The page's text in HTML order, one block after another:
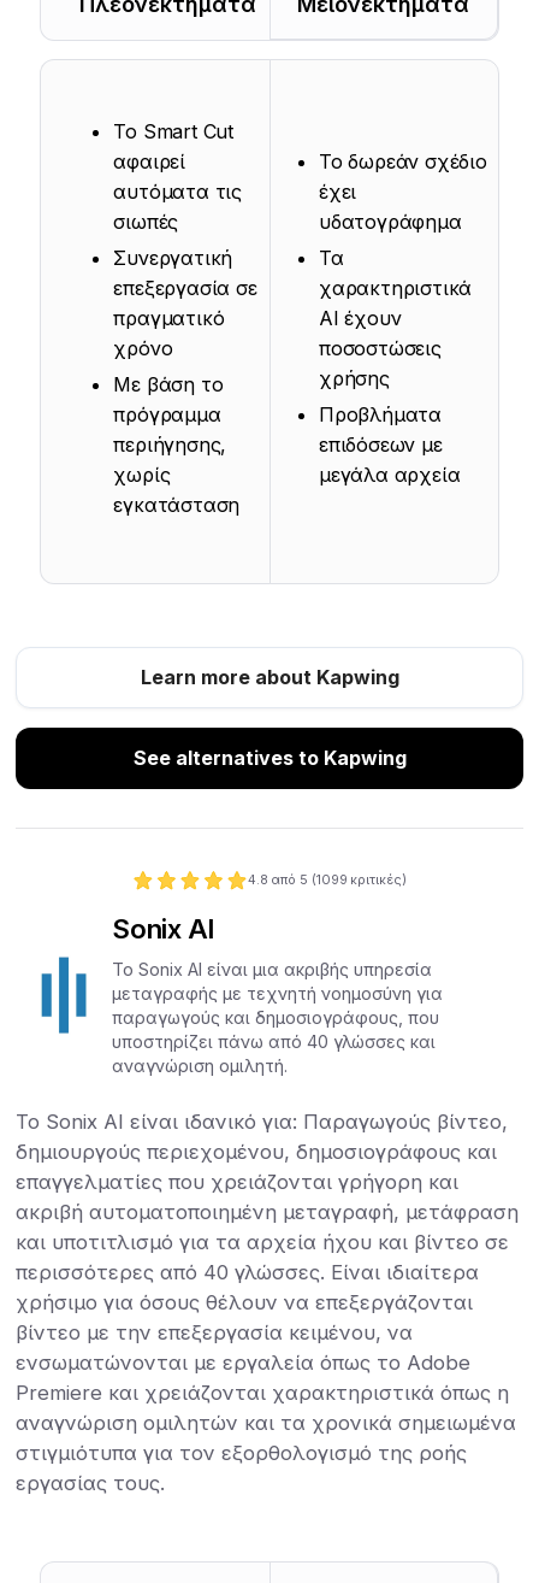
Το Smart Cut
αφαιρεί
αυτόματα τις
σιωπές
Συνεργατική
επεξεργασία σε
πραγματικό
χρόνο
Με βάση το
πρόγραμμα
περιήγησης,
χωρίς
εγκατάσταση
Το δωρεάν σχέδιο
έχει
υδατογράφημα
Τα
χαρακτηριστικά
AI έχουν
ποσοστώσεις
χρήσης
Προβλήματα
επιδόσεων με
μεγάλα αρχεία
Learn more about Kapwing
See alternatives to Kapwing
4.8 από 5 (1099 κριτικές)
Sonix AI
Το Sonix AI είναι μια ακριβής υπηρεσία
μεταγραφής με τεχνητή νοημοσύνη για
παραγωγούς και δημοσιογράφους, που
υποστηρίζει πάνω από 40 γλώσσες και
αναγνώριση ομιλητή.
Το Sonix AI είναι ιδανικό για: Παραγωγούς βίντεο,
δημιουργούς περιεχομένου, δημοσιογράφους και
επαγγελματίες που χρειάζονται γρήγορη και
ακριβή αυτοματοποιημένη μεταγραφή, μετάφραση
και υποτιτλισμό για τα αρχεία ήχου και βίντεο σε
περισσότερες από 40 γλώσσες. Είναι ιδιαίτερα
χρήσιμο για όσους θέλουν να επεξεργάζονται
βίντεο με την επεξεργασία κειμένου, να
ενσωματώνονται με εργαλεία όπως το Adobe
Premiere και χρειάζονται χαρακτηριστικά όπως η
αναγνώριση ομιλητών και τα χρονικά σημειωμένα
στιγμιότυπα για τον εξορθολογισμό της ροής
εργασίας τους.